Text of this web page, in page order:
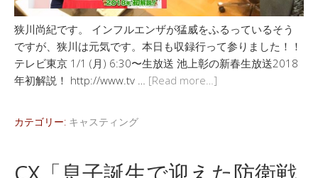
狭川尚紀です。 インフルエンザが猛威をふるっているそう
ですが、狭川は元気です。本日も収録行って参りました！！
テレビ東京 1/1 (月) 6:30〜生放送 池上彰の新春生放送2018
年初解説！ http://www.tv … [Read more…]
カテゴリー: キャスティング